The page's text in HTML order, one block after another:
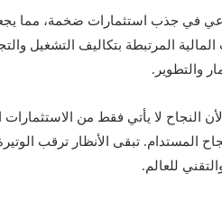
في جذب استثمارات ضخمة، مما
المالية المرتبطة بتكاليف التشغيل
والتطوير.
النجاح لا يأتي فقط من الاستثمارات
المستدام. تبقى الأنظار ترقب
للعالم.